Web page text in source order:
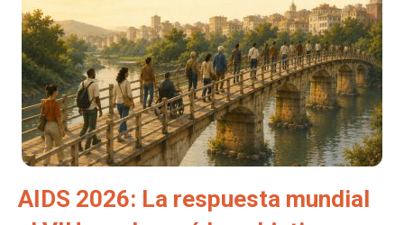
AIDS 2026: La respuesta mundial